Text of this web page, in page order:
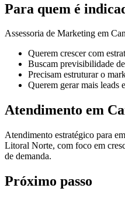
Para quem é
Assessoria de Marketing em
Querem crescer com
Buscam previsibilidade
Precisam estruturar o
Querem gerar mais leads
Atendimento em
Atendimento estratégico para
Litoral Norte, com foco em
de demanda.
Próximo passo